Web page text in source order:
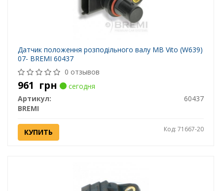
Датчик положення розподільного валу MB Vito (W639)
07- BREMI 60437
0 отзывов
961 грн
сегодня
Артикул:
60437
BREMI
КУПИТЬ Код: 71667-20